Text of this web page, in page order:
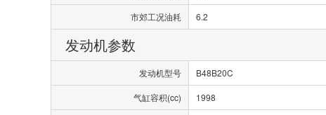
市郊工况油耗 6.2
发动机参数
发动机型号 B48B20C
气缸容积(cc) 1998